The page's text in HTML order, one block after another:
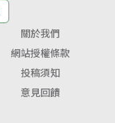
關於我們
網站授權條款
投稿須知
意見回饋